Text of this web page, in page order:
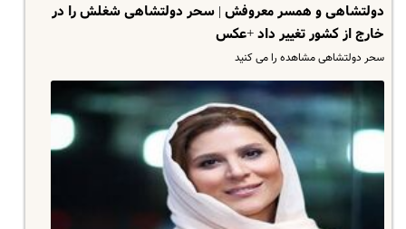
دولتشاهی و همسر معروفش | سحر دولتشاهی شغلش را در
خارج از کشور تغییر داد +عکس
سحر دولتشاهی مشاهده را می کنید